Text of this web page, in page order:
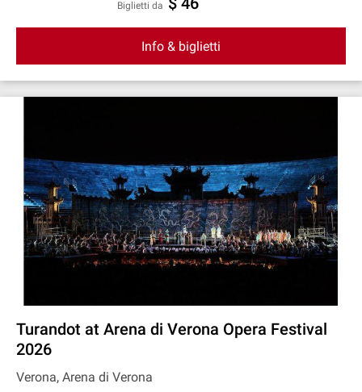
Biglietti da
Info & biglietti
Turandot at Arena di Verona Opera Festival
2026
Verona, Arena di Verona